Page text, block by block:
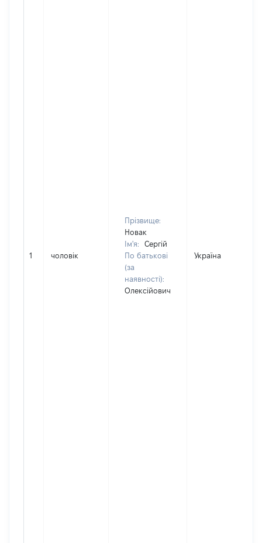
1 чоловік
Прізвище:
Новак
Ім'я:
Сергій
По батькові
(за
наявності):
Олексійович
Україна